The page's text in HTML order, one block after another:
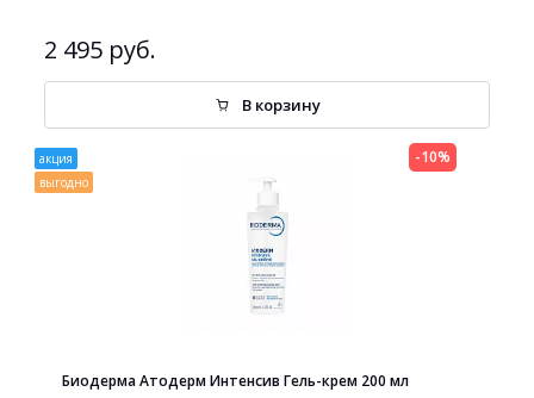
2 495 руб.
В корзину
акция
выгодно
Биодерма Атодерм Интенсив Гель-крем 200 мл
-10%